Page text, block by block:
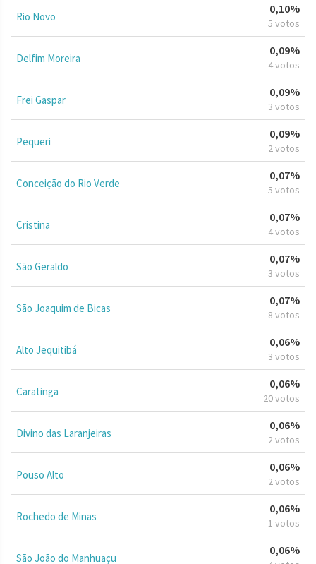
Rio Novo
0,10%
5 votos
Delfim Moreira
0,09%
4 votos
Frei Gaspar
0,09%
3 votos
Pequeri
0,09%
2 votos
Conceição do Rio Verde
0,07%
5 votos
Cristina
0,07%
4 votos
São Geraldo
0,07%
3 votos
São Joaquim de Bicas
0,07%
8 votos
Alto Jequitibá
0,06%
3 votos
Caratinga
0,06%
20 votos
Divino das Laranjeiras
0,06%
2 votos
Pouso Alto
0,06%
2 votos
Rochedo de Minas
0,06%
1 votos
São João do Manhuaçu
0,06%